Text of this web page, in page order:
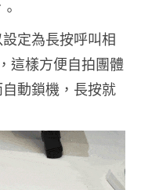
定為長按呼叫相
這樣方便自拍團體
動鎖機，長按就